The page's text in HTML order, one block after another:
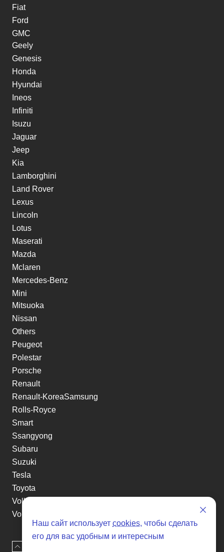
Fiat
Ford
GMC
Geely
Genesis
Honda
Hyundai
Ineos
Infiniti
Isuzu
Jaguar
Jeep
Kia
Lamborghini
Land Rover
Lexus
Lincoln
Lotus
Maserati
Mazda
Mclaren
Mercedes-Benz
Mini
Mitsuoka
Nissan
Others
Peugeot
Polestar
Porsche
Renault
Renault-KoreaSamsung
Rolls-Royce
Smart
Ssangyong
Subaru
Suzuki
Tesla
Toyota
Volkswagen
Volvo
Xin yuan
etc
Наш сайт использует cookies, чтобы сделать
его для вас удобным и интересным